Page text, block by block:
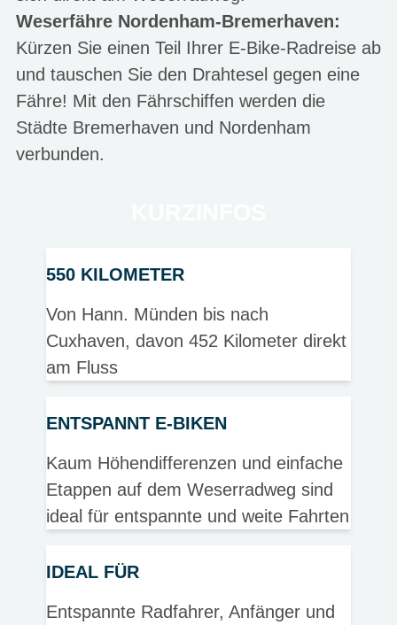
Weserfähre Nordenham-Bremerhaven:
Kürzen Sie einen Teil Ihrer E-Bike-Radreise ab
und tauschen Sie den Drahtesel gegen eine
Fähre! Mit den Fährschiffen werden die
Städte Bremerhaven und Nordenham
verbunden.
550 KILOMETER
Von Hann. Münden bis nach
Cuxhaven, davon 452 Kilometer direkt
am Fluss
ENTSPANNT E-BIKEN
Kaum Höhendifferenzen und einfache
Etappen auf dem Weserradweg sind
ideal für entspannte und weite Fahrten
IDEAL FÜR
Entspannte Radfahrer, Anfänger und